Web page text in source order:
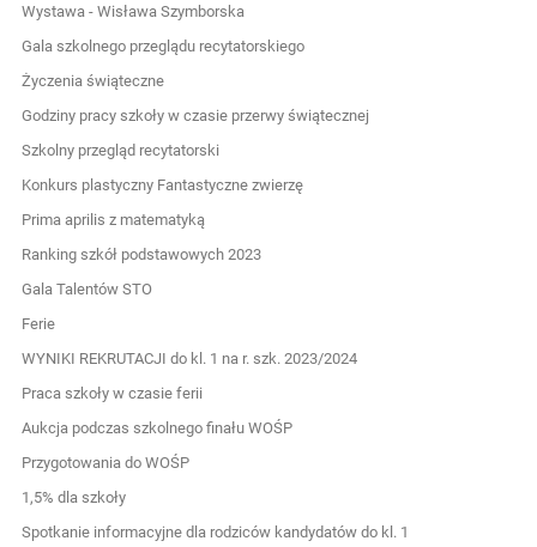
Wystawa - Wisława Szymborska
Gala szkolnego przeglądu recytatorskiego
Życzenia świąteczne
Godziny pracy szkoły w czasie przerwy świątecznej
Szkolny przegląd recytatorski
Konkurs plastyczny Fantastyczne zwierzę
Prima aprilis z matematyką
Ranking szkół podstawowych 2023
Gala Talentów STO
Ferie
WYNIKI REKRUTACJI do kl. 1 na r. szk. 2023/2024
Praca szkoły w czasie ferii
Aukcja podczas szkolnego finału WOŚP
Przygotowania do WOŚP
1,5% dla szkoły
Spotkanie informacyjne dla rodziców kandydatów do kl. 1